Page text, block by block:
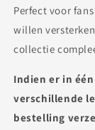
Perfect voor
willen
collectie
Indien er in
verschillende
bestelling